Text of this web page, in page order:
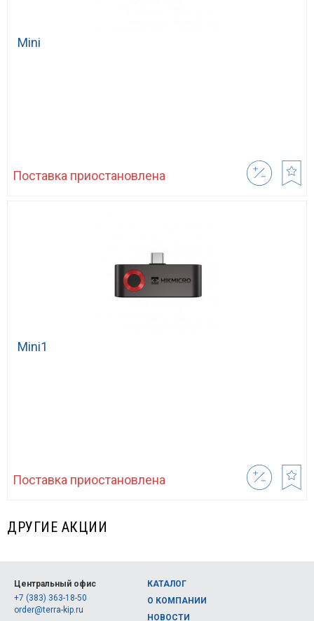
Mini
Поставка приостановлена
Mini1
Поставка приостановлена
ДРУГИЕ АКЦИИ
Центральный офис
+7 (383) 363-18-50
order@terra-kip.ru
КАТАЛОГ
О КОМПАНИИ
НОВОСТИ